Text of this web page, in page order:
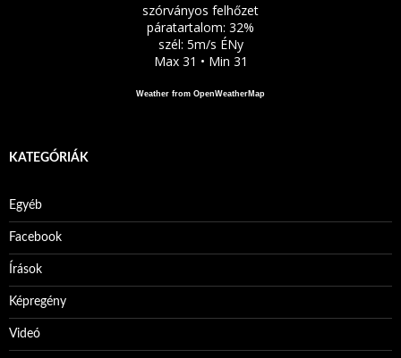
szórványos felhőzet
páratartalom: 32%
szél: 5m/s ÉNy
Max 31 • Min 31
Weather from OpenWeatherMap
KATEGÓRIÁK
Egyéb
Facebook
Írások
Képregény
Videó